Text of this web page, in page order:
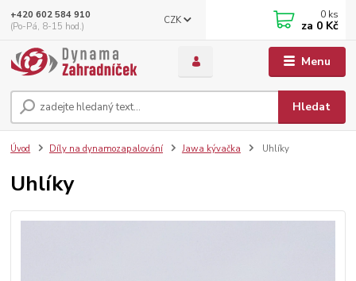
Menu
CZK
Hledat
+420 602 584 910
(Po-Pá, 8-15 hod.)
0 ks
za 0 Kč
Úvod Díly na dynamozapalování Jawa kývačka Uhlíky
Uhlíky